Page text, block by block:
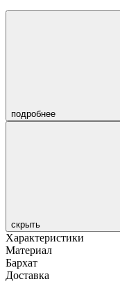
подробнее
скрыть
Характеристики
Материал
Бархат
Доставка